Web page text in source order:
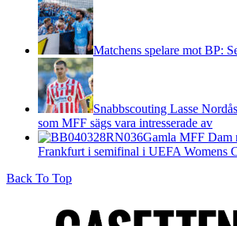
Matchens spelare mot BP:
Snabbscouting Lasse
som MFF sägs vara intresserade av
Gamla MFF Dam
Frankfurt i semifinal i UEFA Womens
Back To Top